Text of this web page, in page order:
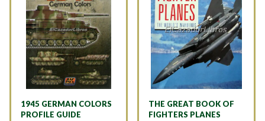
1945 GERMAN COLORS
PROFILE GUIDE
THE GREAT BOOK OF
FIGHTERS PLANES